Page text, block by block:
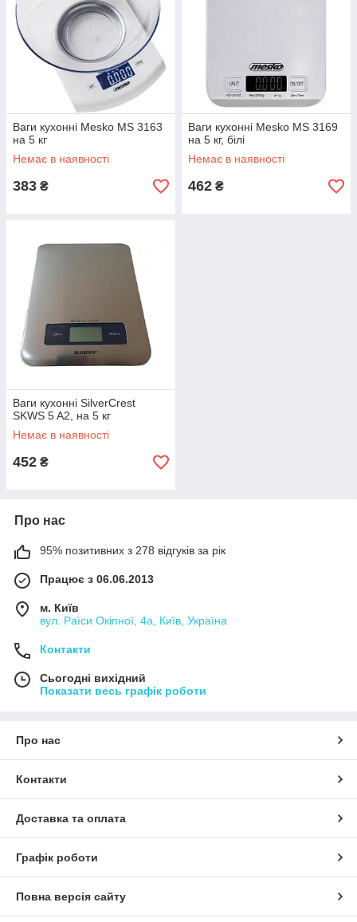
Ваги кухонні Mesko MS 3163
на 5 кг
Немає в наявності
383 ₴
Ваги кухонні Mesko MS 3169
на 5 кг, білі
Немає в наявності
462 ₴
Ваги кухонні SilverCrest
SKWS 5 A2, на 5 кг
Немає в наявності
452 ₴
Про нас
95% позитивних з 278 відгуків за рік
Працює з 06.06.2013
м. Київ
вул. Раїси Окіпної, 4а, Київ, Україна
Контакти
Сьогодні вихідний
Показати весь графік роботи
Про нас
Контакти
Доставка та оплата
Графік роботи
Повна версія сайту